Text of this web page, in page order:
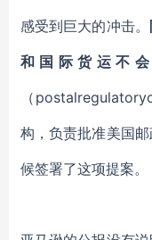
感受到巨大的冲击。
和国际货运不
（
构，负责批准美国
候签署了这项提案。